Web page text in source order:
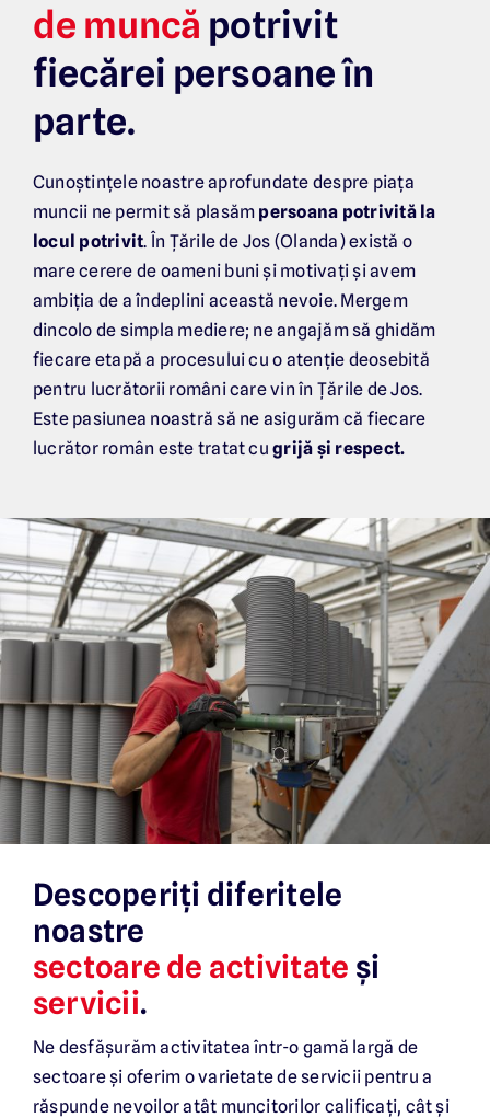
de muncă potrivit
fiecărei persoane în
parte.
Cunoștințele noastre aprofundate despre piața
muncii ne permit să plasăm persoana potrivită la
locul potrivit. În Țările de Jos (Olanda) există o
mare cerere de oameni buni și motivați și avem
ambiția de a îndeplini această nevoie. Mergem
dincolo de simpla mediere; ne angajăm să ghidăm
fiecare etapă a procesului cu o atenție deosebită
pentru lucrătorii români care vin în Țările de Jos.
Este pasiunea noastră să ne asigurăm că fiecare
lucrător român este tratat cugrijă și respect.
Descoperiți diferitele
noastre
sectoare de activitate și
servicii.
Ne desfășurăm activitatea într-o gamă largă de
sectoare și oferim o varietate de servicii pentru a
răspunde nevoilor atât muncitorilor calificați, cât și